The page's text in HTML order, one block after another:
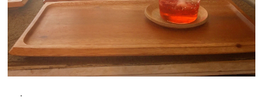
・